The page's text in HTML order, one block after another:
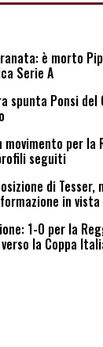
è morto
Serie A
spunta Ponsi del
per la
seguiti
di Tesser,
in vista
1-0 per la
la Coppa